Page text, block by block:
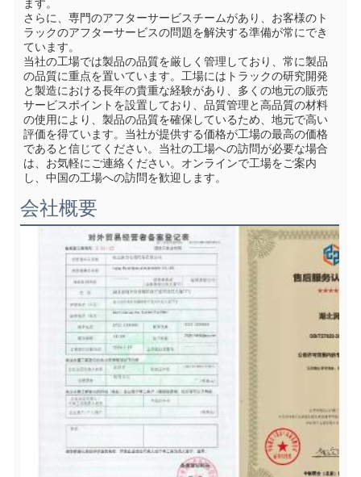
ます。
さらに、専門のアフターサービスチームがあり、お客様のト
ラックのアフターサービスの問題を解決する準備が常にでき
ています。
当社の工場では製品の品質を厳しく管理しており、常に製品
の品質に重点を置いています。工場にはトラックの研究開発
と製造における長年の貴重な経験があり、多くの地元の販売
サービスポイントを設置しており、品質管理と高品質の材料
の使用により、製品の品質を確保しているため、地元で高い
評価を得ています。当社が提供する価格が工場の最高の価格
であると信じてください。当社の工場への訪問が必要な場合
は、お気軽にご連絡ください。オンラインで工場をご案内
し、中国の工場への訪問を歓迎します。
会社概要